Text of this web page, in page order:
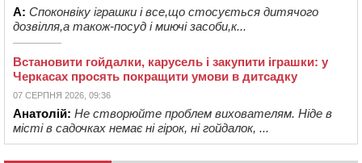
А: Споконвіку іграшки і все,що стосується дитячого
дозвілля,а також-посуд і миючі засоби,к...
Встановити гойдалки, карусель і закупити іграшки: у
Черкасах просять покращити умови в дитсадку
07 СЕРПНЯ 2026, 09:36
Анатолій: Не створюйте проблем вихователям. Ніде в
місті в садочках немає ні гірок, ні гойдалок, ...